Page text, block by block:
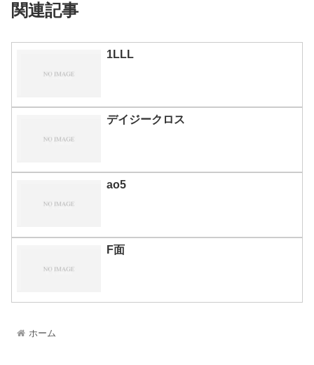
関連記事
1LLL
デイジークロス
ao5
F面
ホーム